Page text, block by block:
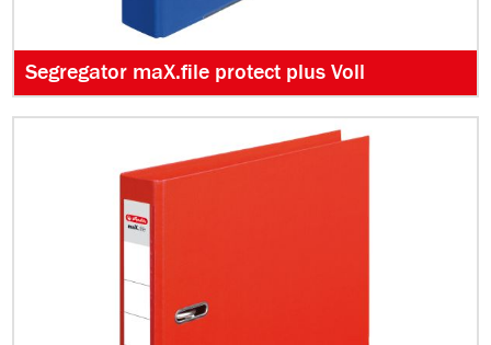
Segregator maX.file protect plus Voll